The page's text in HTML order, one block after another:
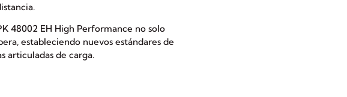
48002 EH High Performance no solo
estableciendo nuevos estándares de
articuladas de carga.